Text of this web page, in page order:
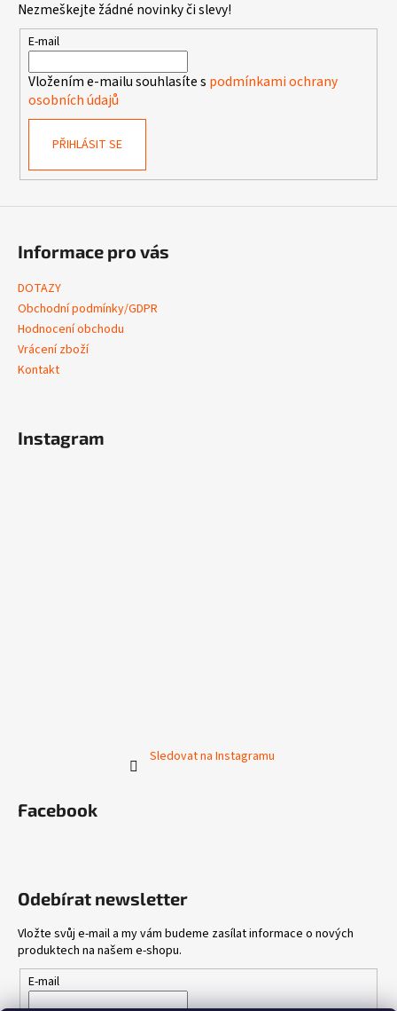
p
r
k
u
Nezmeškejte žádné novinky či slevy!
E-mail
Vložením e-mailu souhlasíte s podmínkami ochrany
osobních údajů
PŘIHLÁSIT SE
Informace pro vás
DOTAZY
Obchodní podmínky/GDPR
Hodnocení obchodu
Vrácení zboží
Kontakt
Instagram
Sledovat na Instagramu
Facebook
Odebírat newsletter
Vložte svůj e-mail a my vám budeme zasílat informace o nových
produktech na našem e-shopu.
E-mail